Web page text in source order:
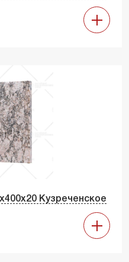
Кузреченское